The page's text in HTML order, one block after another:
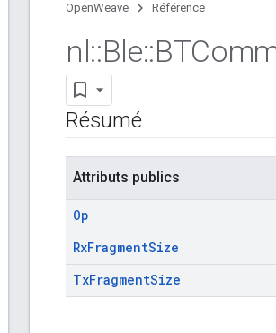
OpenWeave Référence
nl::Ble::
Résumé
Attributs publics
Op
RxFragmentSize
TxFragmentSize